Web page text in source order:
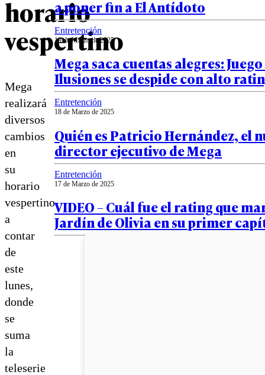
horario
vespertino
Mega
realizará
diversos
cambios
en
su
horario
vespertino
a
contar
de
este
lunes,
donde
se
suma
la
teleserie
a poner fin a El Antídoto
Entretención
19 de Marzo de 2025
Mega saca cuentas alegres:
Ilusiones se despide con alto
Entretención
18 de Marzo de 2025
Quién es Patricio Hernández, el
director ejecutivo de Mega
Entretención
17 de Marzo de 2025
VIDEO – Cuál fue el rating que
Jardín de Olivia en su primer